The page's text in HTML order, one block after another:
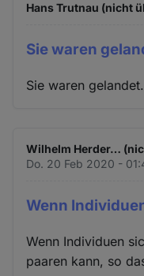
Hans Trutnau (nicht
Sie waren
Sie waren
Wilhelm Herder…
Do. 20 Feb 2020 -
Wenn
Wenn Individuen
paaren kann, so